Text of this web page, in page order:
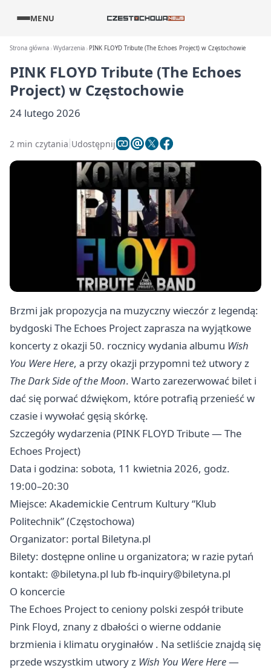
MENU
Strona główna Wydarzenia PINK FLOYD Tribute (The Echoes Project) w Częstochowie
PINK FLOYD Tribute (The Echoes
Project) w Częstochowie
24 lutego 2026
2 min czytania Udostępnij
Brzmi jak propozycja na muzyczny wieczór z legendą:
bydgoski The Echoes Project zaprasza na wyjątkowe
koncerty z okazji 50. rocznicy wydania albumu Wish
You Were Here, a przy okazji przypomni też utwory z
The Dark Side of the Moon. Warto zarezerwować bilet i
dać się porwać dźwiękom, które potrafią przenieść w
czasie i wywołać gęsią skórkę.
Szczegóły wydarzenia (PINK FLOYD Tribute — The
Echoes Project)
Data i godzina: sobota, 11 kwietnia 2026, godz.
19:00–20:30
Miejsce: Akademickie Centrum Kultury “Klub
Politechnik” (Częstochowa)
Organizator: portal Biletyna.pl
Bilety: dostępne online u organizatora; w razie pytań
kontakt: @biletyna.pl lubfb-inquiry@biletyna.pl
O koncercie
The Echoes Project to ceniony polski zespół tribute
Pink Floyd, znany z dbałości o wierne oddanie
brzmienia i klimatu oryginałów . Na setliście znajdą się
przede wszystkim utwory z Wish You Were Here—